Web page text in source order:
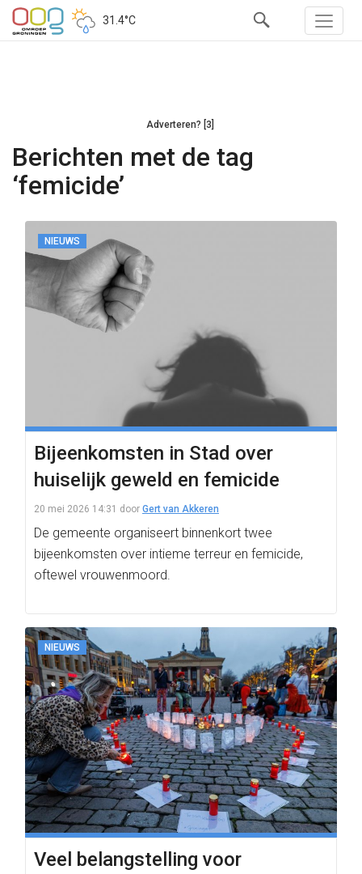
31.4°C
Adverteren? [3]
Berichten met de tag
‘femicide’
NIEUWS
Bijeenkomsten in Stad over
huiselijk geweld en femicide
20 mei 2026 14:31 door Gert van Akkeren
De gemeente organiseert binnenkort twee
bijeenkomsten over intieme terreur en femicide,
oftewel vrouwenmoord.
NIEUWS
Veel belangstelling voor